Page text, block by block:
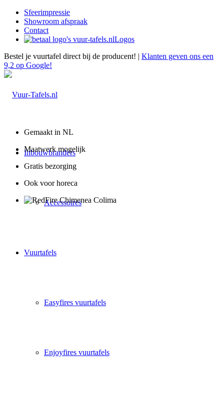
Sfeerimpressie
Showroom afspraak
Contact
Logos
Bestel je vuurtafel direct bij de producent! | Klanten geven ons een
9,2 op Google!
Inbouwbranders
Accessoires
Vuurtafels
Easyfires vuurtafels
Enjoyfires vuurtafels
Gemaakt in NL
Maatwerk mogelijk
Gratis bezorging
Ook voor horeca